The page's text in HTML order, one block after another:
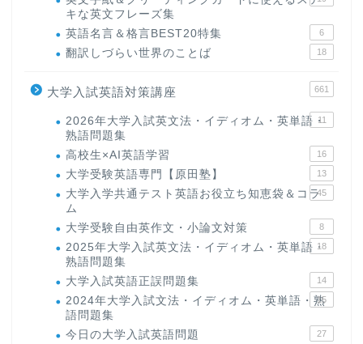
キな英文フレーズ集
英語名言＆格言BEST20特集 6
翻訳しづらい世界のことば 18
大学入試英語対策講座 661
2026年大学入試英文法・イディオム・英単語・
熟語問題集
11
高校生×AI英語学習 16
大学受験英語専門【原田塾】 13
大学入学共通テスト英語お役立ち知恵袋＆コラ
ム
45
大学受験自由英作文・小論文対策 8
2025年大学入試英文法・イディオム・英単語・
熟語問題集
18
大学入試英語正誤問題集 14
2024年大学入試文法・イディオム・英単語・熟
語問題集
15
今日の大学入試英語問題 27